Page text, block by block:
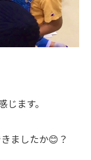
ます。
ましたか😊？